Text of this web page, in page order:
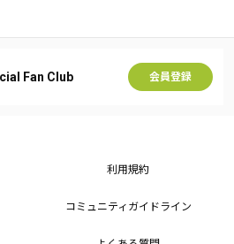
Fan Club 会員登録
利用規約
コミュニティガイドライン